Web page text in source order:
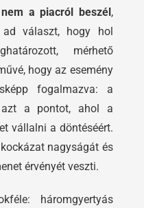
nem a piacról beszél,
ad választ, hogy hol
mérhető
hogy az esemény
fogalmazva: a
azt a pontot, ahol a
vállalni a döntéséért.
nagyságát és
érvényét veszti.
háromgyertyás